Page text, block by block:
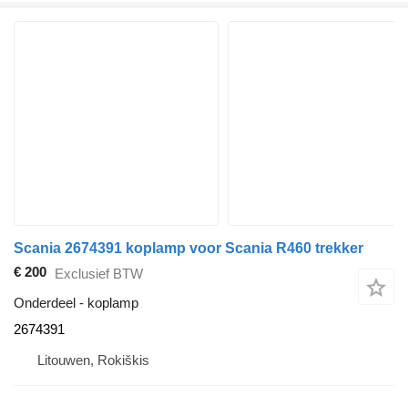
Scania 2674391 koplamp voor Scania R460 trekker
€ 200 Exclusief BTW
Onderdeel - koplamp
2674391
Litouwen, Rokiškis